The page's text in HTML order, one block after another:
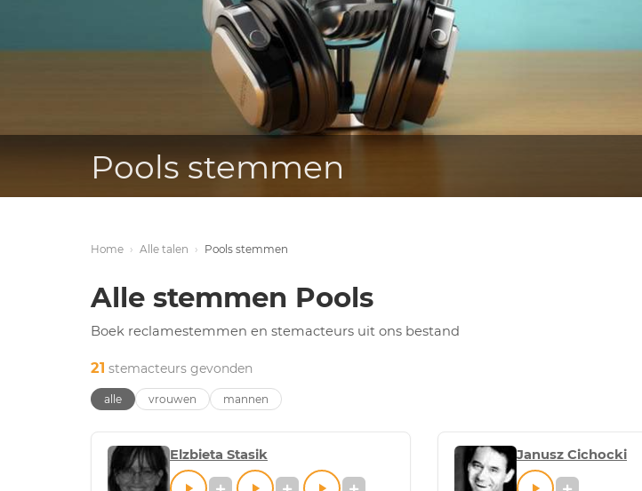
Pools stemmen
Home › Alle talen › Pools stemmen
Alle stemmen Pools
Boek reclamestemmen en stemacteurs uit ons bestand
21 stemacteurs gevonden
alle vrouwen mannen
Elzbieta Stasik Janusz Cichocki